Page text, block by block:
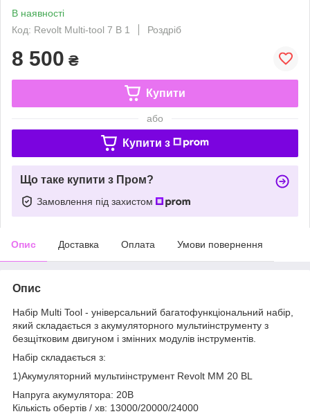
В наявності
Код: Revolt Multi-tool 7 В 1
Роздріб
8 500 ₴
Купити
або
Купити з
Що таке купити з Пром?
Замовлення під захистом
Опис Доставка Оплата Умови повернення
Опис
Набір Multi Tool - універсальний багатофункціональний набір,
який складається з акумуляторного мультиінструменту з
безщітковим двигуном і змінних модулів інструментів.
Набір складається з:
1)Акумуляторний мультиінструмент Revolt ММ 20 BL
Напруга акумулятора: 20В
Кількість обертів / хв: 13000/20000/24000